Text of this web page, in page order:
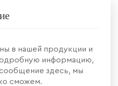
в нашей продукции и
информацию,
сообщение здесь, мы
сможем.